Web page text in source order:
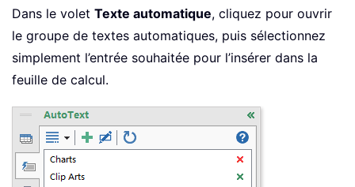
Dans le volet Texte automatique, cliquez pour ouvrir
le groupe de textes automatiques, puis sélectionnez
simplement l’entrée souhaitée pour l’insérer dans la
feuille de calcul.